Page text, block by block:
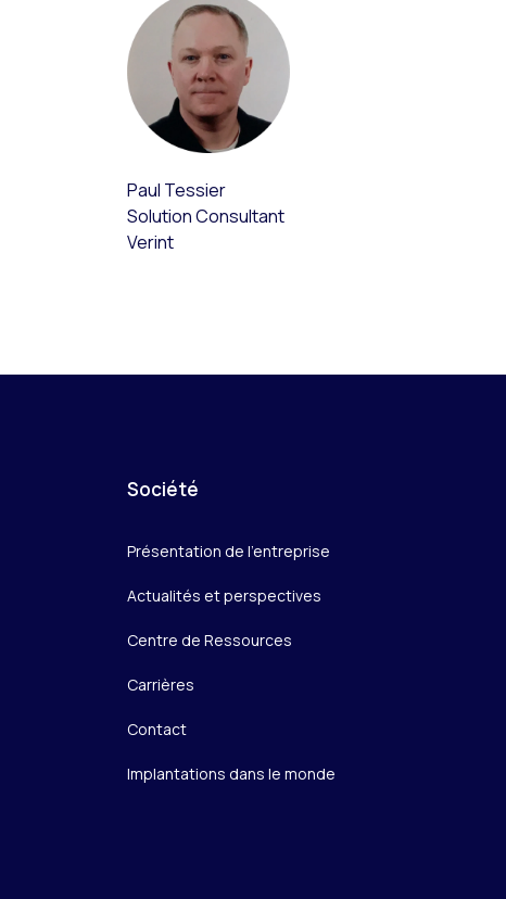
Paul Tessier
Solution Consultant
Verint
Société
Présentation de l’entreprise
Actualités et perspectives
Centre de Ressources
Carrières
Contact
Implantations dans le monde